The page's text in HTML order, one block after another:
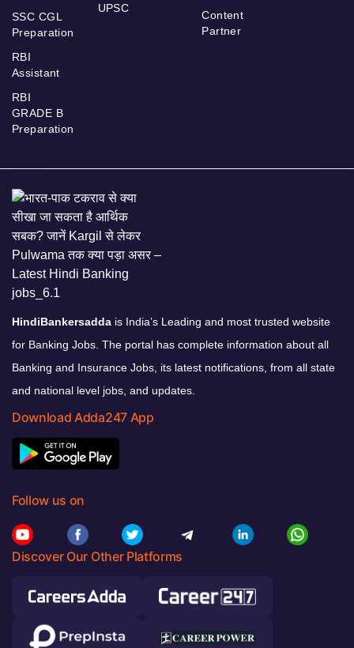
SSC CGL
Preparation
RBI
Assistant
RBI
GRADE B
Preparation
UPSC
Content
Partner
HindiBankersadda is India’s Leading and most trusted website
for Banking Jobs. The portal has complete information about all
Banking and Insurance Jobs, its latest notifications, from all state
and national level jobs, and updates.
Download Adda247 App
Follow us on
Discover Our Other Platforms